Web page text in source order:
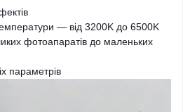
— від 3200K до 6500K
фотоапаратів до маленьких
параметрів